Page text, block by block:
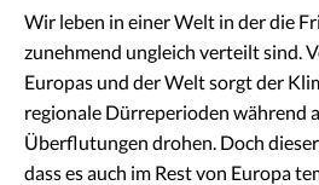
Wir leben in einer Welt in der die
zunehmend ungleich verteilt sind.
Europas und der Welt sorgt der
regionale Dürreperioden während
Überflutungen drohen. Doch
dass es auch im Rest von Europa